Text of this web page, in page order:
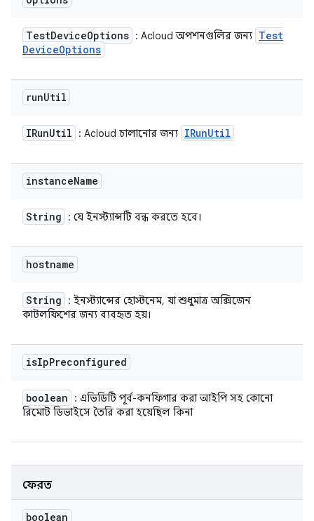
TestDeviceOptions : Acloud অপশনগুলির জন্য Test
DeviceOptions
runUtil
IRunUtil : Acloud চালানোর জন্য IRunUtil
instanceName
String : যে ইনস্ট্যান্সটি বন্ধ করতে হবে।
hostname
String
: ইনস্ট্যান্সের হোস্টনেম, যা শুধুমাত্র অক্সিজেন
কাটলফিশের জন্য ব্যবহৃত হয়।
isIpPreconfigured
boolean
: এভিডিটি পূর্ব-কনফিগার করা আইপি সহ কোনো
রিমোট ডিভাইসে তৈরি করা হয়েছিল কিনা
ফেরত
boolean